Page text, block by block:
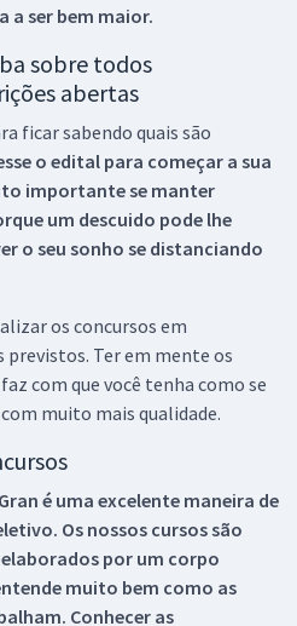
a ser bem maior.
sobre todos
abertas
ficar sabendo quais são
o edital para começar a sua
importante se manter
um descuido pode lhe
o seu sonho se distanciando
os concursos em
Ter em mente os
com que você tenha como se
muito mais qualidade.
é uma excelente maneira de
Os nossos cursos são
por um corpo
muito bem como as
Conhecer as